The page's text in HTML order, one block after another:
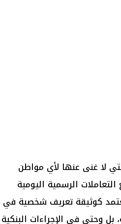
لا غنى عنها لأي مواطن
الرسمية اليومية
كوثيقة تعريف شخصية في
بل وحتى في الإجراءات البنكية